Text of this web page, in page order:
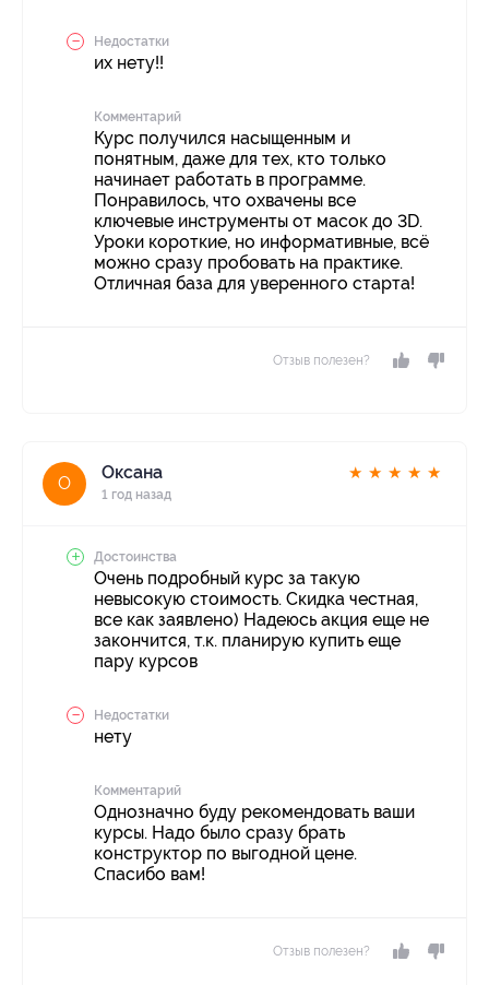
Недостатки
их нету!!
Комментарий
Курс получился насыщенным и
понятным, даже для тех, кто только
начинает работать в программе.
Понравилось, что охвачены все
ключевые инструменты от масок до 3D.
Уроки короткие, но информативные, всё
можно сразу пробовать на практике.
Отличная база для уверенного старта!
Отзыв полезен?
О
Оксана
1 год назад
★ ★ ★ ★ ★
Достоинства
Очень подробный курс за такую
невысокую стоимость. Скидка честная,
все как заявлено) Надеюсь акция еще не
закончится, т.к. планирую купить еще
пару курсов
Недостатки
нету
Комментарий
Однозначно буду рекомендовать ваши
курсы. Надо было сразу брать
конструктор по выгодной цене.
Спасибо вам!
Отзыв полезен?